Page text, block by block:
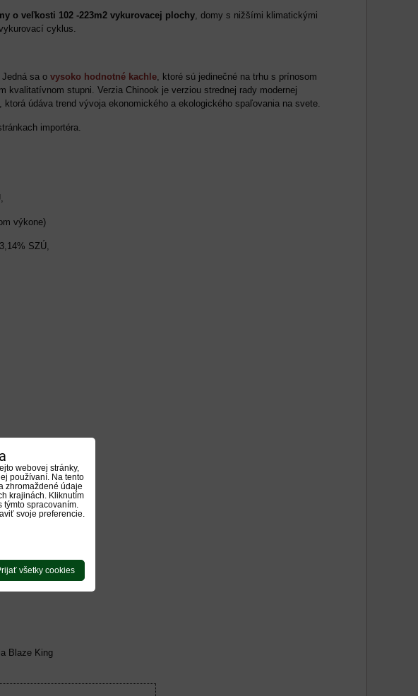
o veľkosti 102 -223m2 vykurovacej plochy, domy s nižšími klimatickými
cyklus.
sa o vysoko hodnotné kachle, ktoré sú jedinečné na trhu s prínosom
stupni. Verzia Chinook je verziou strednej rady modernej
údáva trend vývoja ekonomického a ekologického spaľovania na svete.
importéra.
výkone)
SZÚ,
Blaze King
webovej stránky,
používaní. Na tento
zhromaždené údaje
krajinách. Kliknutím
týmto spracovaním.
svoje preferencie.
všetky cookies